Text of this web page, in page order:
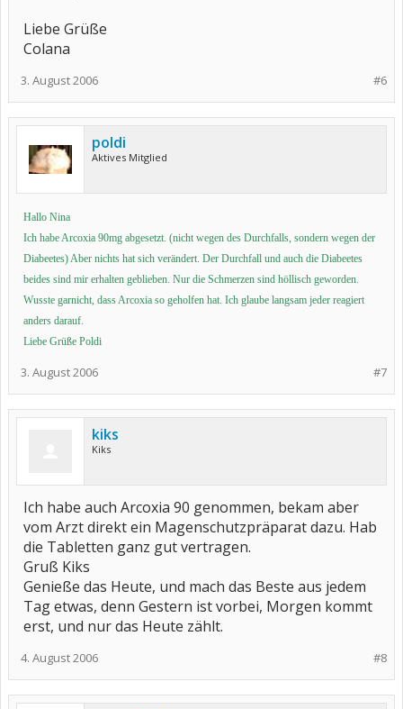
Liebe Grüße
Colana
#6
3. August 2006
poldi
Aktives Mitglied
Hallo Nina
Ich habe Arcoxia 90mg abgesetzt. (nicht wegen des Durchfalls, sondern wegen der
Diabeetes) Aber nichts hat sich verändert. Der Durchfall und auch die Diabeetes
beides sind mir erhalten geblieben. Nur die Schmerzen sind höllisch geworden.
Wusste garnicht, dass Arcoxia so geholfen hat. Ich glaube langsam jeder reagiert
anders darauf.
Liebe Grüße Poldi
#7
3. August 2006
kiks
Kiks
Ich habe auch Arcoxia 90 genommen, bekam aber
vom Arzt direkt ein Magenschutzpräparat dazu. Hab
die Tabletten ganz gut vertragen.
Gruß Kiks
Genieße das Heute, und mach das Beste aus jedem
Tag etwas, denn Gestern ist vorbei, Morgen kommt
erst, und nur das Heute zählt.
#8
4. August 2006